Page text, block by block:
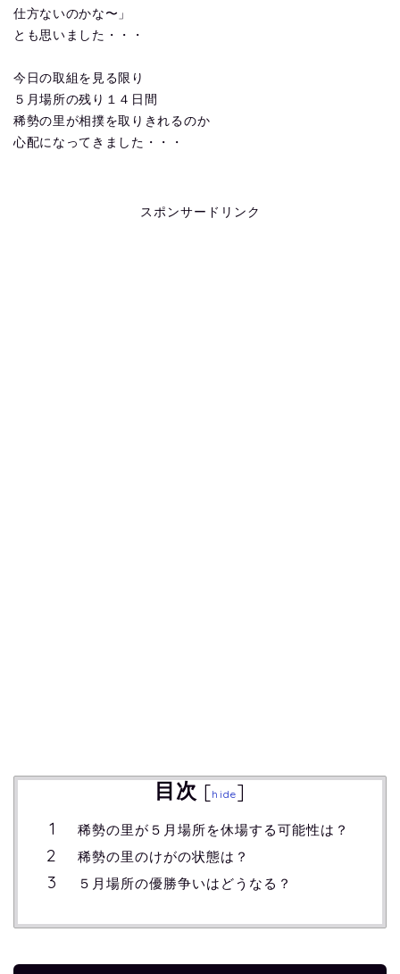
仕方ないのかな〜」
とも思いました・・・
今日の取組を見る限り
５月場所の残り１４日間
稀勢の里が相撲を取りきれるのか
心配になってきました・・・
スポンサードリンク
目次 [hide]
稀勢の里が５月場所を休場する可能性は？
稀勢の里のけがの状態は？
５月場所の優勝争いはどうなる？